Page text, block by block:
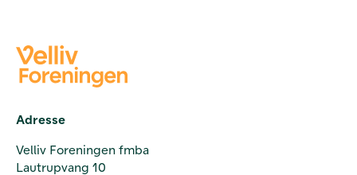
Adresse
Velliv Foreningen fmba
Lautrupvang 10